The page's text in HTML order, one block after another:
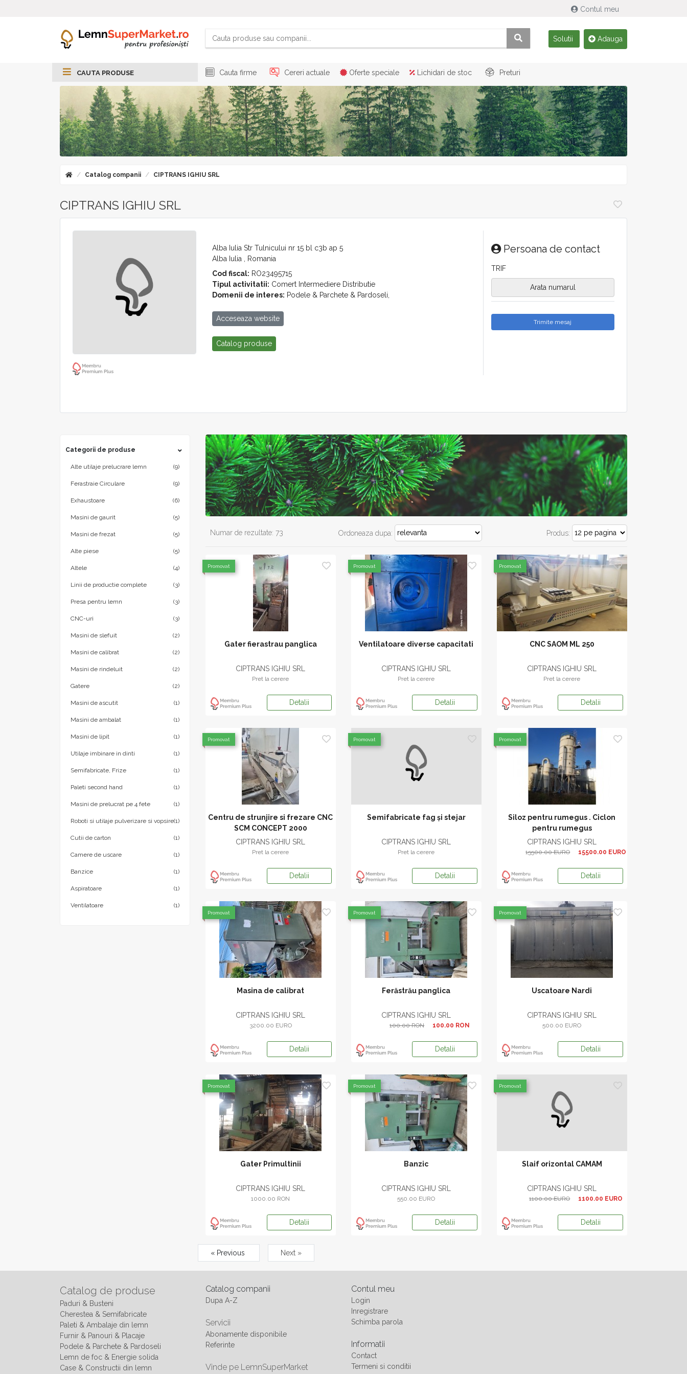
Contul meu
Solutii Adauga
CAUTA PRODUSE Cauta firme Cereri actuale Oferte speciale Lichidari de stoc Preturi
Catalog companii CIPTRANS IGHIU SRL
CIPTRANS IGHIU SRL
Alba Iulia Str Tulnicului nr 15 bl c3b ap 5
Alba Iulia , Romania
Cod fiscal: RO23495715
Tipul activitatii: Comert Intermediere Distributie
Domenii de interes: Podele & Parchete & Pardoseli,
Acceseaza website
Catalog produse
Persoana de contact
TRIF
Arata numarul
Trimite mesaj
Categorii de produse
Alte utilaje prelucrare lemn (9)
Ferastraie Circulare (9)
Exhaustoare (6)
Masini de gaurit (5)
Masini de frezat (5)
Alte piese (5)
Altele (4)
Linii de productie complete (3)
Presa pentru lemn (3)
CNC-uri (3)
Masini de slefuit (2)
Masini de calibrat (2)
Masini de rindeluit (2)
Gatere (2)
Masini de ascutit (1)
Masini de ambalat (1)
Masini de lipit (1)
Utilaje imbinare in dinti (1)
Semifabricate, Frize (1)
Paleti second hand (1)
Masini de prelucrat pe 4 fete (1)
Roboti si utilaje pulverizare si vopsire(1)
Cutii de carton (1)
Camere de uscare (1)
Banzice (1)
Aspiratoare (1)
Ventilatoare (1)
Numar de rezultate: 73 Ordoneaza dupa: Produs:
Gater fierastrau panglica
CIPTRANS IGHIU SRL
Pret la cerere
Detalii
Promovat
Ventilatoare diverse capacitati
CIPTRANS IGHIU SRL
Pret la cerere
Detalii
Promovat
CNC SAOM ML 250
CIPTRANS IGHIU SRL
Pret la cerere
Detalii
Promovat
Centru de strunjire si frezare CNC
SCM CONCEPT 2000
CIPTRANS IGHIU SRL
Pret la cerere
Detalii
Promovat
Semifabricate fag și stejar
CIPTRANS IGHIU SRL
Pret la cerere
Detalii
Promovat
Siloz pentru rumegus . Ciclon
pentru rumegus
CIPTRANS IGHIU SRL
15500.00 EURO 15500.00 EURO
Detalii
Promovat
Masina de calibrat
CIPTRANS IGHIU SRL
3200.00 EURO
Detalii
Promovat
Ferăstrău panglica
CIPTRANS IGHIU SRL
100.00 RON 100.00 RON
Detalii
Promovat
Uscatoare Nardi
CIPTRANS IGHIU SRL
500.00 EURO
Detalii
Promovat
Gater Primultinii
CIPTRANS IGHIU SRL
1000.00 RON
Detalii
Promovat
Banzic
CIPTRANS IGHIU SRL
550.00 EURO
Detalii
Promovat
Slaif orizontal CAMAM
CIPTRANS IGHIU SRL
1100.00 EURO 1100.00 EURO
Detalii
Promovat
« Previous Next »
Catalog de produse
Paduri & Busteni
Cherestea & Semifabricate
Paleti & Ambalaje din lemn
Furnir & Panouri & Placaje
Podele & Parchete & Pardoseli
Lemn de foc & Energie solida
Case & Constructii din lemn
Catalog companii
Dupa A-Z
Servicii
Abonamente disponibile
Referinte
Vinde pe LemnSuperMarket
Contul meu
Login
Inregistrare
Schimba parola
Informatii
Contact
Termeni si conditii